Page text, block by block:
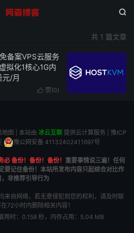

共 1 篇文章
备案VPS云服务
拟化1核心1G内
/月
 赞(0)
地图 | 本站由 冰云互联提供云计算服务 | 豫ICP
豫公网安备 41132402411697号
备份！备份！备份！ 重要事情说三遍！任何
要记住备份！本站所发布内容只起综合对比作
，非推荐引导行为
来自网络，若无意侵犯到您的权利，请及时联
72小时内删除相关内容！
用时：0.158 秒，内存占用：5.04 MB